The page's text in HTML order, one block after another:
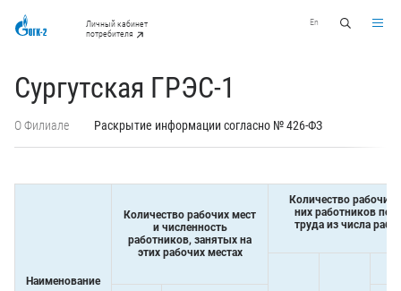
Личный кабинет
потребителя
En
Сургутская ГРЭС-1
О Филиале Раскрытие информации согласно № 426-ФЗ
Наименование
Количество рабочих мест
и численность
работников, занятых на
этих рабочих местах
Количество рабочих
них работников по
труда из числа